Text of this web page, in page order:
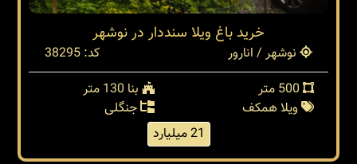
خريد باغ ويلا سنددار در نوشهر
نوشهر / انارور
کد: 38295
بنا 130 متر
ویلا همکف
جنگلی
21 میلیارد